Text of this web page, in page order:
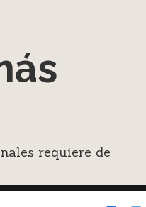
requiere de